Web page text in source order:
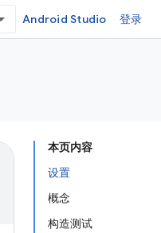
Android Studio 登录
本页内容
设置
概念
构造测试